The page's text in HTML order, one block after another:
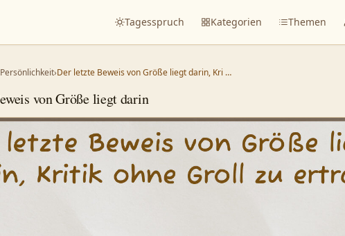
Tagesspruch Kategorien Themen
Persönlichkeit›Der letzte Beweis von Größe liegt darin, Kri …
von Größe liegt darin